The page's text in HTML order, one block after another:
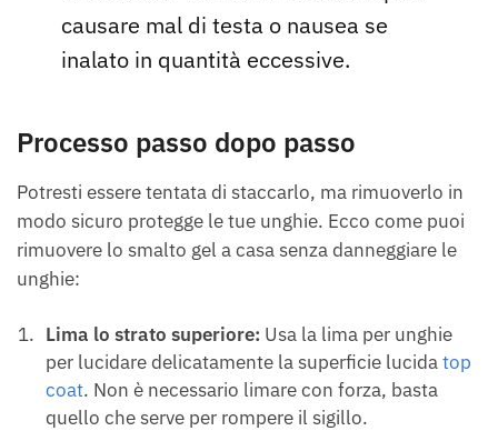
causare mal di testa o nausea se
inalato in quantità eccessive.
Processo passo dopo passo
Potresti essere tentata di staccarlo, ma rimuoverlo in
modo sicuro protegge le tue unghie. Ecco come puoi
rimuovere lo smalto gel a casa senza danneggiare le
unghie:
Lima lo strato superiore: Usa la lima per unghie
per lucidare delicatamente la superficie lucidatop
coat. Non è necessario limare con forza, basta
quello che serve per rompere il sigillo.